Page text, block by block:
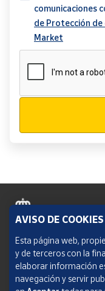
comunicaciones
de Protección
Market
Política de cookies
Aviso legal
Condiciones del servicio
AVISO DE COOKIES
Esta página web,
y de terceros con la
elaborar información
navegación y servir